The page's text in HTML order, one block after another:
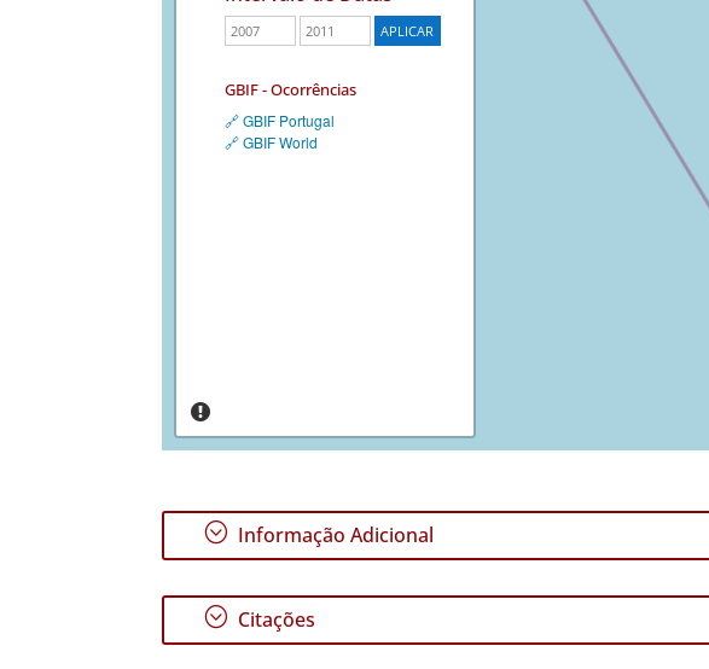
GBIF - Ocorrências
🔗 GBIF Portugal
🔗 GBIF World
; Informação Adicional
; Citações